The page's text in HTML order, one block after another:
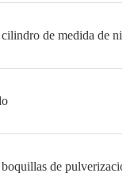
de medida de
de pulverización